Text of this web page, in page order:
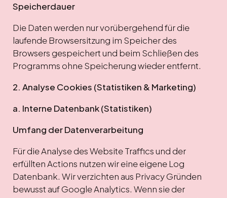
Speicherdauer
Die Daten werden nur vorübergehend für die
laufende Browsersitzung im Speicher des
Browsers gespeichert und beim Schließen des
Programms ohne Speicherung wieder entfernt.
2. Analyse Cookies (Statistiken & Marketing)
a. Interne Datenbank (Statistiken)
Umfang der Datenverarbeitung
Für die Analyse des Website Traffics und der
erfüllten Actions nutzen wir eine eigene Log
Datenbank. Wir verzichten aus Privacy Gründen
bewusst auf Google Analytics. Wenn sie der